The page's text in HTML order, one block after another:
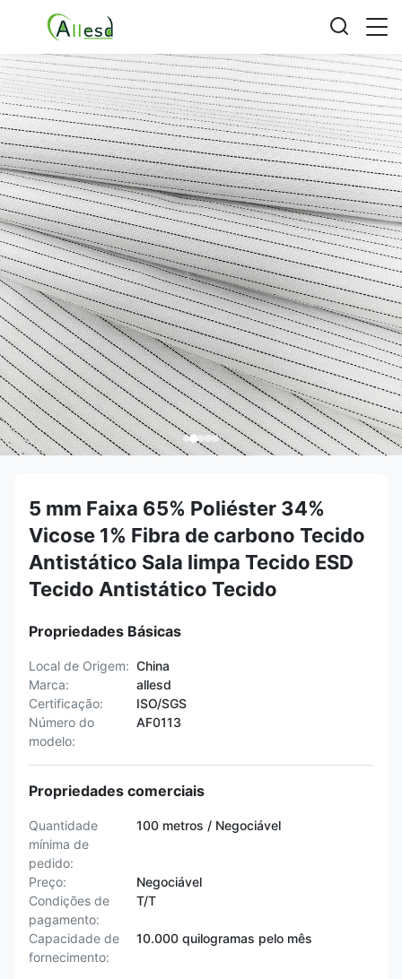
5 mm Faixa 65% Poliéster 34%
Vicose 1% Fibra de carbono Tecido
Antistático Sala limpa Tecido ESD
Tecido Antistático Tecido
Propriedades Básicas
Local de Origem: China
Marca:
allesd
Certificação:
ISO/SGS
Número do
modelo:
AF0113
Propriedades comerciais
Quantidade
mínima de
pedido:
100 metros / Negociável
Preço:
Negociável
Condições de
pagamento:
T/T
Capacidade de
fornecimento:
10.000 quilogramas pelo mês